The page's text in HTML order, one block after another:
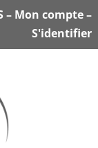
– Mon compte–
S'identifier